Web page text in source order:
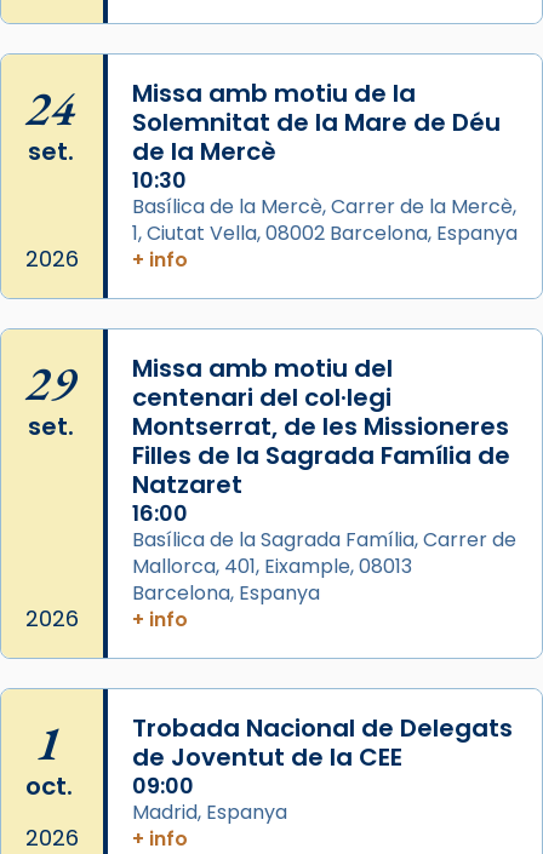
eterna”) són deixebles seves. I l’any 1667, el
frare Joan Gaspar Roig, afirma en una obra
que les santes són filles de l’antiga Iluro.
Mataró en reivindicarà les relíquies fins que
les aconseguirà el 1772. L’ofici que es canta
a la “Missa de les Santes” (“Missa de
pontifici, amb orquestra i cor, i té una
duració aproximada de tres hores. Després,
processó (recuperada el 1972) al voltant
del temple amb les relíquies de les santes.
Des de 1985 hi participa també un grup de
diablesses amb música i ball propis. Festa
gran a Mataró.
«Si vols saber què és calor, ves per les
Santes a Mataró»🥵.
24
set.
2026
Missa amb motiu de la
Solemnitat de la Mare de Déu
de la Mercè
10:30
Basílica de la Mercè, Carrer de la Mercè,
1, Ciutat Vella, 08002 Barcelona, Espanya
+ info
29
set.
2026
Missa amb motiu del
centenari del col·legi
Montserrat, de les Missioneres
Filles de la Sagrada Família de
Natzaret
16:00
Basílica de la Sagrada Família, Carrer de
Mallorca, 401, Eixample, 08013
Barcelona, Espanya
+ info
1
oct.
2026
Trobada Nacional de Delegats
de Joventut de la CEE
09:00
Madrid, Espanya
+ info